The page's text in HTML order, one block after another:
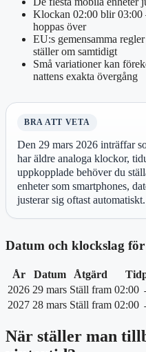
Klockan 02:00 blir 03:00
hoppas över
EU:s gemensamma
ställer om samtidigt
Små variationer kan
nattens exakta övergång
BRA ATT VETA
Den 29 mars 2026 inträffar
har äldre analoga klockor,
uppkopplade behöver du
enheter som smartphones,
justerar sig oftast automatiskt.
Datum och klockslag
År Datum Åtgärd
2026 29 mars Ställ fram 02:00
2027 28 mars Ställ fram 02:00
När ställer man